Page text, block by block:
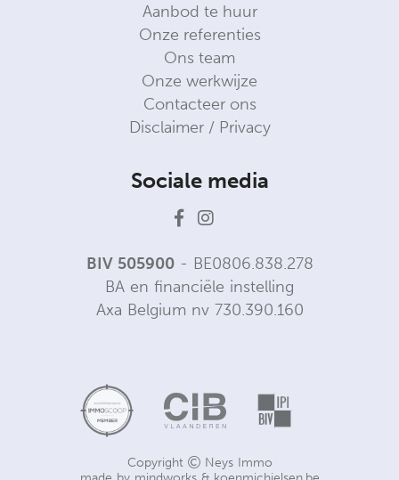
Aanbod te huur
Onze referenties
Ons team
Onze werkwijze
Contacteer ons
Disclaimer / Privacy
Sociale media
BIV 505900- BE0806.838.278
BA en financiële instelling
Axa Belgium nv 730.390.160
Copyright
Neys Immo